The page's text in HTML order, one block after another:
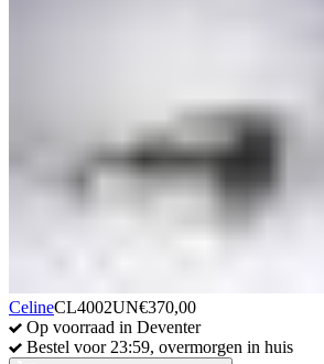
CelineCL4002UN€370,00
Op voorraad in Deventer
Bestel voor 23:59, overmorgen in huis